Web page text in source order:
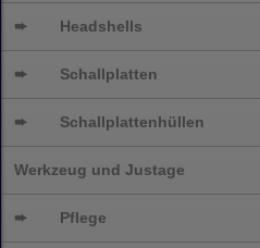
➨ Headshells
➨ Schallplatten
➨ Schallplattenhüllen
Werkzeug und Justage
➨ Pflege